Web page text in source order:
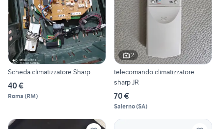
Scheda climatizzatore Sharp
40 €
Roma (RM)
2
telecomando climatizzatore
sharp JR
70 €
Salerno(SA)